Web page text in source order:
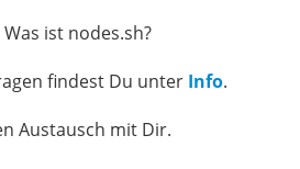
ist nodes.sh?
findest Du unter Info.
Austausch mit Dir.